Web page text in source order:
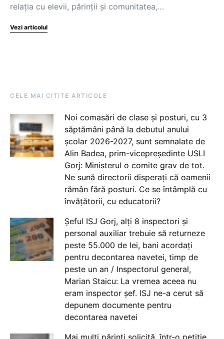
relația cu elevii, părinții și comunitatea,…
Vezi articolul
CELE MAI CITITE ARTICOLE
Noi comasări de clase și posturi, cu 3
săptămâni până la debutul anului
școlar 2026-2027, sunt semnalate de
Alin Badea, prim-vicepreședinte USLI
Gorj: Ministerul o comite grav de tot.
Ne sună directorii disperați că oamenii
rămân fără posturi. Ce se întâmplă cu
învățătorii, cu educatorii?
Șeful ISJ Gorj, alți 8 inspectori și
personal auxiliar trebuie să returneze
peste 55.000 de lei, bani acordați
pentru decontarea navetei, timp de
peste un an / Inspectorul general,
Marian Staicu: La vremea aceea nu
eram inspector șef. ISJ ne-a cerut să
depunem documente pentru
decontarea navetei
Mai mulți părinți solicită, într-o petiție,